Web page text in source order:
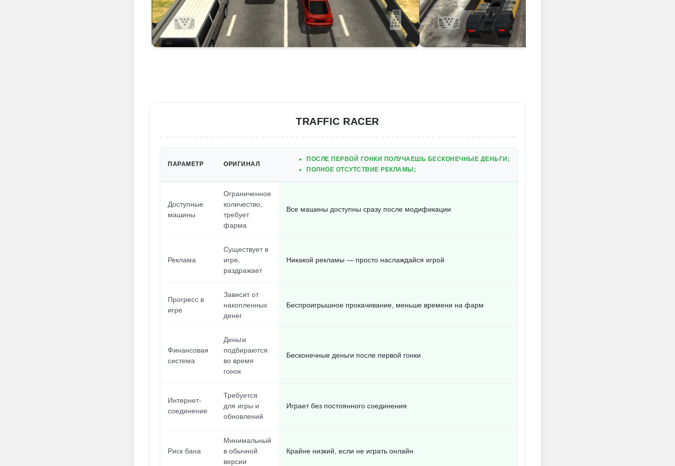
TRAFFIC RACER
ПАРАМЕТР ОРИГИНАЛ
ПОСЛЕ ПЕРВОЙ ГОНКИ ПОЛУЧАЕШЬ БЕСКОНЕЧНЫЕ ДЕНЬГИ;
ПОЛНОЕ ОТСУТСТВИЕ РЕКЛАМЫ;
Доступные
машины
Ограниченное
количество,
требует
фарма
Все машины доступны сразу после модификации
Реклама
Существует в
игре,
раздражает
Никакой рекламы — просто наслаждайся игрой
Прогресс в
игре
Зависит от
накопленных
денег
Беспроигрышное прокачивание, меньше времени на фарм
Финансовая
система
Деньги
подбираются
во время
гонок
Бесконечные деньги после первой гонки
Интернет-
соединение
Требуется
для игры и
обновлений
Играет без постоянного соединения
Риск бана
Минимальный
в обычной
версии
Крайне низкий, если не играть онлайн